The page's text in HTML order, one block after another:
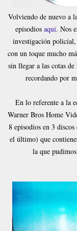
Volviendo de nuevo a
episodiosaquí. Nos
investigación
con un toque mucho
sin llegar a las cotas
recordando por
En lo referente a la
Warner Bros Home
8 episodios en 3
el último) que
la que